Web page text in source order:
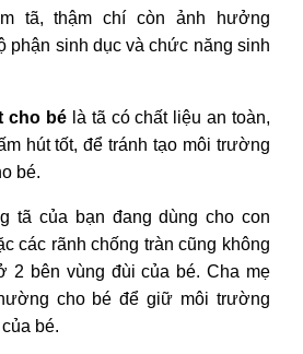
tã, thậm chí còn ảnh hưởng
phận sinh dục và chức năng sinh
cho bé là tã có chất liệu an toàn,
hút tốt, để tránh tạo môi trường
bé.
tã của bạn đang dùng cho con
các rãnh chống tràn cũng không
2 bên vùng đùi của bé. Cha mẹ
cho bé để giữ môi trường
bé.